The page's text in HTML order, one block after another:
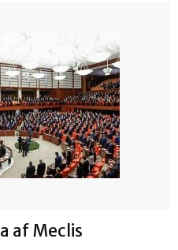
af Meclis